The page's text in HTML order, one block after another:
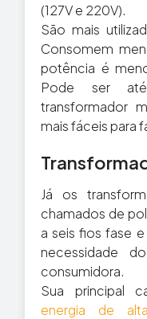
(127V e 220V).
São mais
Consomem
potência é
Pode ser
transformador
mais fáceis para
Já os
chamados de
a seis fios fase
necessidade
consumidora.
Sua principal
energia de